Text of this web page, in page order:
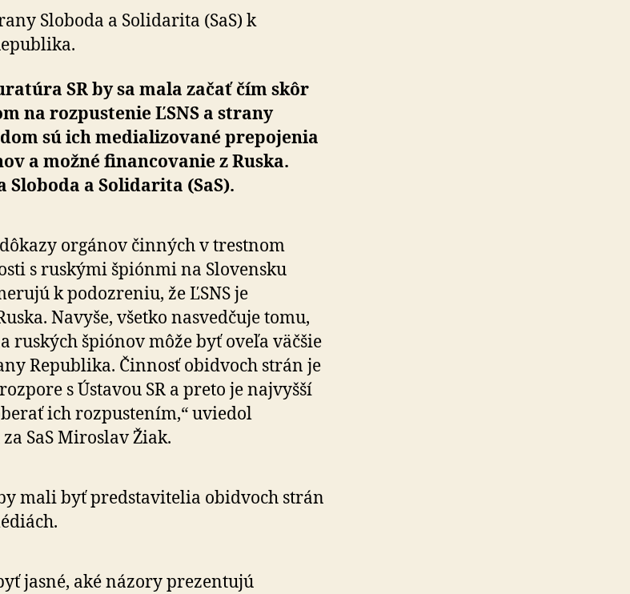
rozpustením
Republika
Sloboda a Solidarita (SaS) k
SR by sa mala začať čím skôr
na rozpustenie ĽSNS a strany
sú ich medializované prepojenia
a možné financovanie z Ruska.
a Solidarita (SaS).
orgánov činných v trestnom
s ruskými špiónmi na Slovensku
k podozreniu, že ĽSNS je
Navyše, všetko nasvedčuje tomu,
ruských špiónov môže byť oveľa väčšie
Republika. Činnosť obidvoch strán je
s Ústavou SR a preto je najvyšší
ich rozpustením,“ uviedol
za SaS Miroslav Žiak.
mali byť predstavitelia obidvoch strán
jasné, aké názory prezentujú